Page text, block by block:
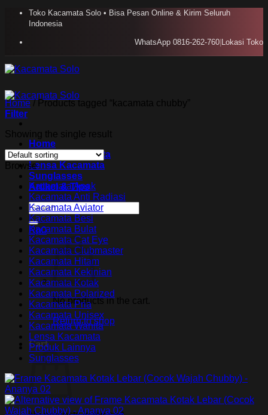
Skip
Toko Kacamata Solo • Bisa Pesan Online & Kirim Seluruh
Indonesia
WhatsApp 0816-262-760 Lokasi Toko
Home
Koleksi Kacamata
Lensa Kacamata
Sunglasses
Artikel & TIps
Search
for:
Rp0
No products in the cart.
Return to shop
Cart
Home /Products tagged “kacamata chubby”
Filter
Showing the single result
Browse
Kacamata Anak
Kacamata Anti Radiasi
Kacamata Aviator
Kacamata Besi
Kacamata Bulat
Kacamata Cat Eye
Kacamata Clubmaster
Kacamata Hitam
Kacamata Kekinian
Kacamata Kotak
Kacamata Polarized
Kacamata Pria
Kacamata Unisex
Kacamata Wanita
Lensa Kacamata
Produk Lainnya
Sunglasses